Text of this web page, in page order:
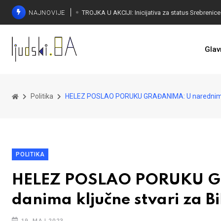
NAJNOVIJE
Politika HELEZ POSLAO PORUKU GRAĐANIMA: U
POLITIKA
HELEZ POSLAO
danima ključne stvari za